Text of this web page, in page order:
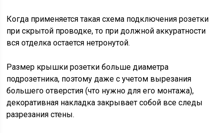
Когда применяется такая схема подключения розетки
при скрытой проводке, то при должной аккуратности
вся отделка остается нетронутой.
Размер крышки розетки больше диаметра
подрозетника, поэтому даже с учетом вырезания
большего отверстия (что нужно для его монтажа),
декоративная накладка закрывает собой все следы
разрезания стены.